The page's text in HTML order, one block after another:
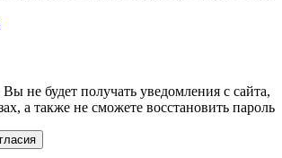
Вы не будет получать уведомления с сайта,
а также не сможете восстановить пароль